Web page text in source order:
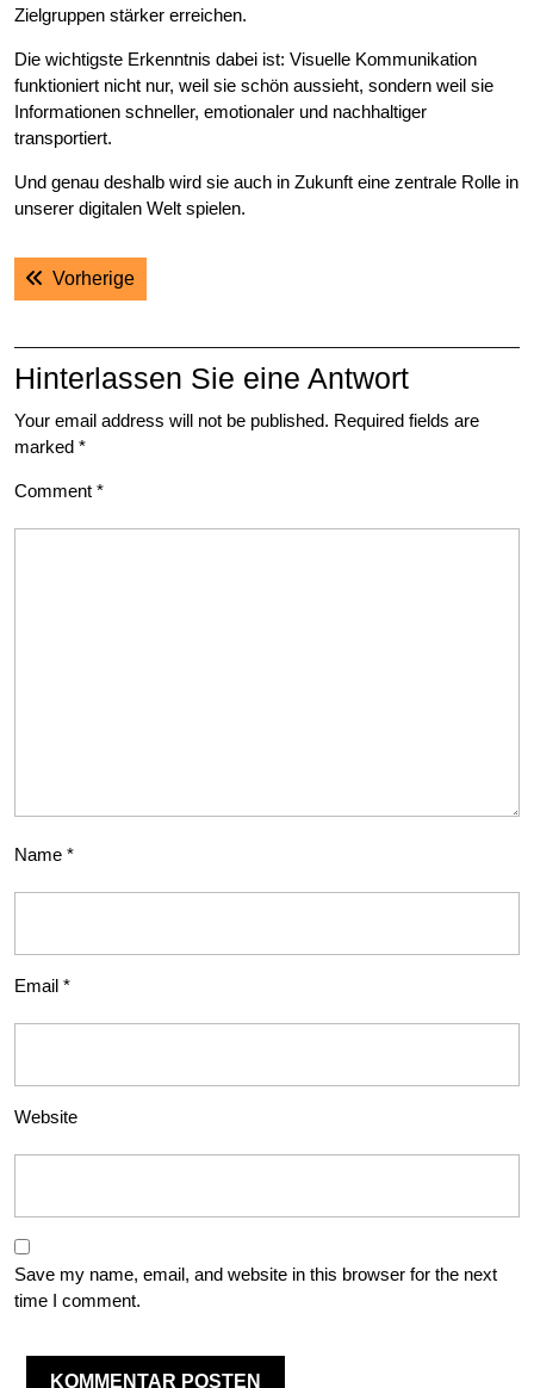
Zielgruppen stärker erreichen.
Die wichtigste Erkenntnis dabei ist: Visuelle Kommunikation
funktioniert nicht nur, weil sie schön aussieht, sondern weil sie
Informationen schneller, emotionaler und nachhaltiger
transportiert.
Und genau deshalb wird sie auch in Zukunft eine zentrale Rolle in
unserer digitalen Welt spielen.
Post
navigation
VorherigePrevious post:
Hinterlassen Sie eine Antwort
Your email address will not be published. Required fields are
marked *
Comment *
Name *
Email *
Website
Save my name, email, and website in this browser for the next
time I comment.